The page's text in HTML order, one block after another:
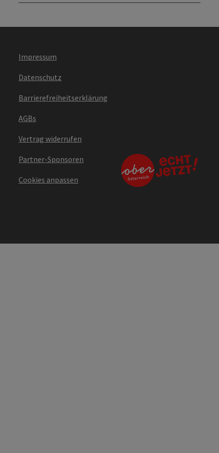
Impressum
Datenschutz
Barrierefreiheitserklärung
AGBs
Vertrag widerrufen
Partner-Sponsoren
Cookies anpassen